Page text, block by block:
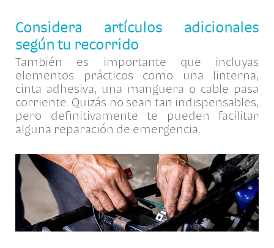
Considera artículos adicionales
según tu recorrido
También es importante que incluyas
elementos prácticos como una linterna,
cinta adhesiva, una manguera o cable pasa
corriente. Quizás no sean tan indispensables,
pero definitivamente te pueden facilitar
alguna reparación de emergencia.